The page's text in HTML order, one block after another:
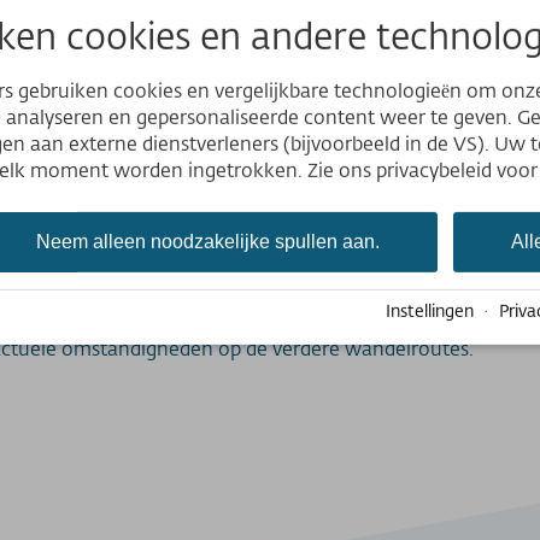
aangelegd, ideaal voor gemakkelijke wandelingen.
geplande terugreisdatum van uw bergexcursie achter
de bergredding in geval van nood wordt gewaarschuwd.
kan het weer extreem snel veranderen.
stevige, enkelhoge wandelschoenen,
bij het oversteken van sneeuwvelden (deze kunnen ook
status van de wandelpaden: /wandergebiete/status-
omstandigheden op de verdere wandelroutes.
cookies en andere
gebruiken cookies en vergelijkbare technologieën om
en gepersonaliseerde content weer te geven.
aan externe dienstverleners (bijvoorbeeld in de VS). Uw
moment worden ingetrokken. Zie ons privacybeleid
Neem alleen noodzakelijke spullen aan.
Instellingen ·
Website
Deutsch
Nederlands